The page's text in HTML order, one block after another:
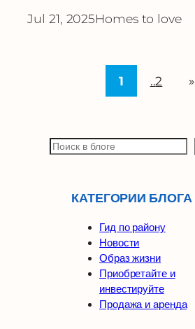
Jul 21, 2025Homes to love
1 2 »
П
о
КАТЕГОРИИ БЛОГА
Гид по району
Новости
Образ жизни
Приобретайте и
инвестируйте
Продажа и аренда